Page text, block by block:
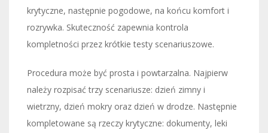
krytyczne, następnie pogodowe, na końcu komfort i
rozrywka. Skuteczność zapewnia kontrola
kompletności przez krótkie testy scenariuszowe.
Procedura może być prosta i powtarzalna. Najpierw
należy rozpisać trzy scenariusze: dzień zimny i
wietrzny, dzień mokry oraz dzień w drodze. Następnie
kompletowane są rzeczy krytyczne: dokumenty, leki